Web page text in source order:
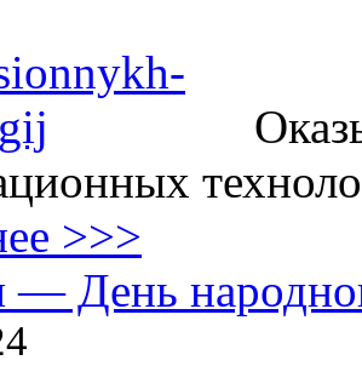
>>>
— День